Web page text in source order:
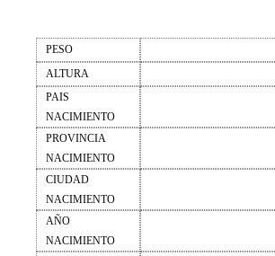
PESO
ALTURA
PAIS
NACIMIENTO
PROVINCIA
NACIMIENTO
CIUDAD
NACIMIENTO
AÑO
NACIMIENTO